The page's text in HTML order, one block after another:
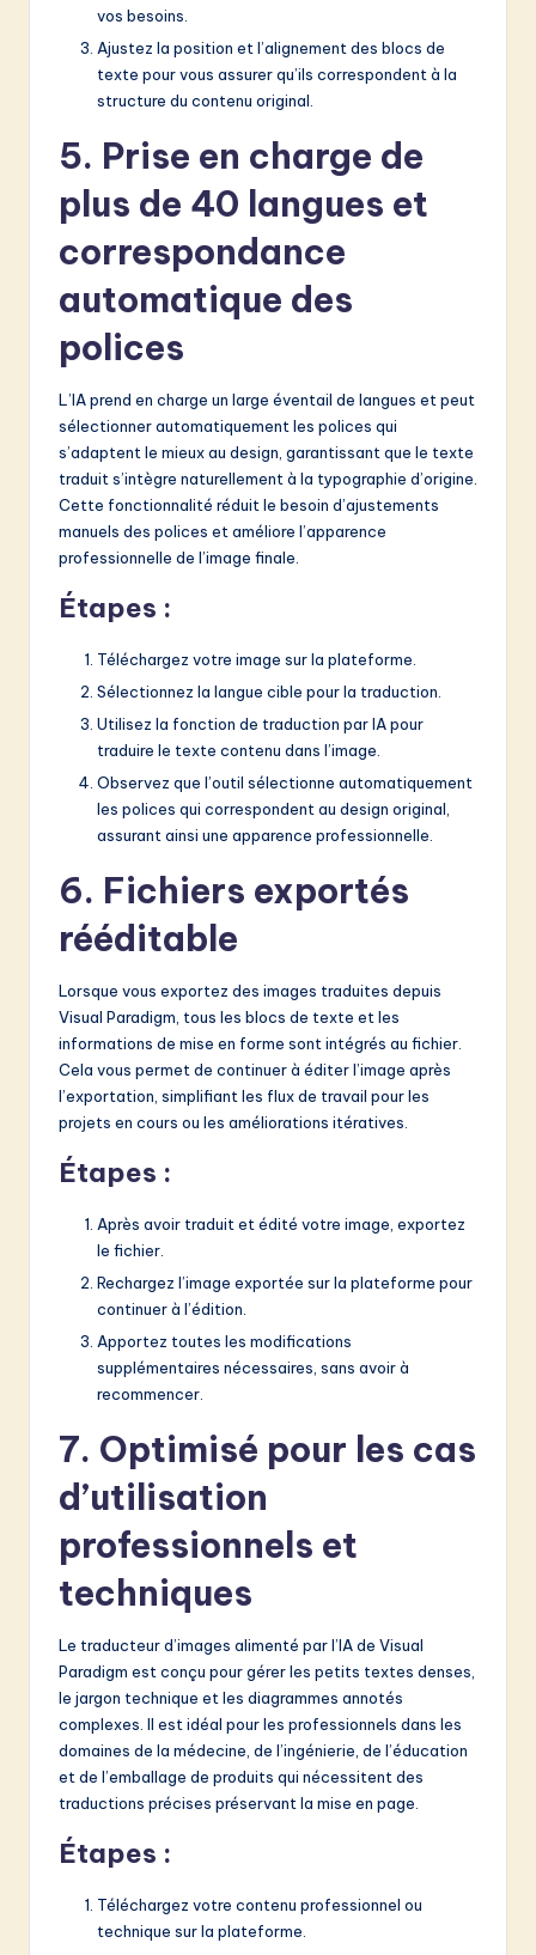
vos besoins.
Ajustez la position et l’alignement des blocs de
texte pour vous assurer qu’ils correspondent à la
structure du contenu original.
5. Prise en charge de
plus de 40 langues et
correspondance
automatique des
polices
L’IA prend en charge un large éventail de langues et peut
sélectionner automatiquement les polices qui
s’adaptent le mieux au design, garantissant que le texte
traduit s’intègre naturellement à la typographie d’origine.
Cette fonctionnalité réduit le besoin d’ajustements
manuels des polices et améliore l’apparence
professionnelle de l’image finale.
Étapes :
Téléchargez votre image sur la plateforme.
Sélectionnez la langue cible pour la traduction.
Utilisez la fonction de traduction par IA pour
traduire le texte contenu dans l’image.
Observez que l’outil sélectionne automatiquement
les polices qui correspondent au design original,
assurant ainsi une apparence professionnelle.
6. Fichiers exportés
rééditable
Lorsque vous exportez des images traduites depuis
Visual Paradigm, tous les blocs de texte et les
informations de mise en forme sont intégrés au fichier.
Cela vous permet de continuer à éditer l’image après
l’exportation, simplifiant les flux de travail pour les
projets en cours ou les améliorations itératives.
Étapes :
Après avoir traduit et édité votre image, exportez
le fichier.
Rechargez l’image exportée sur la plateforme pour
continuer à l’édition.
Apportez toutes les modifications
supplémentaires nécessaires, sans avoir à
recommencer.
7. Optimisé pour les cas
d’utilisation
professionnels et
techniques
Le traducteur d’images alimenté par l’IA de Visual
Paradigm est conçu pour gérer les petits textes denses,
le jargon technique et les diagrammes annotés
complexes. Il est idéal pour les professionnels dans les
domaines de la médecine, de l’ingénierie, de l’éducation
et de l’emballage de produits qui nécessitent des
traductions précises préservant la mise en page.
Étapes :
Téléchargez votre contenu professionnel ou
technique sur la plateforme.